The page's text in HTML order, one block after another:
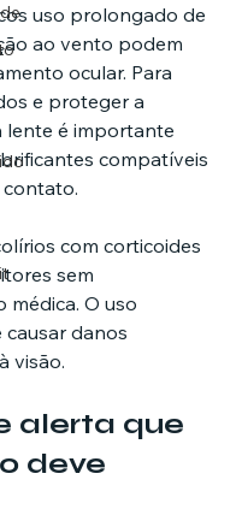
uso prolongado de
ao vento podem
ocular. Para
e proteger a
lente é importante
compatíveis
com corticoides
sem
médica. O uso
danos
visão.
alerta que
deve